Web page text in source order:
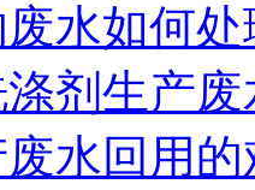
水如何
剂生产
水回用